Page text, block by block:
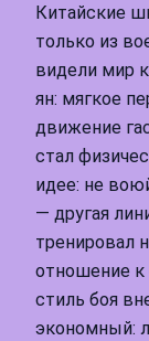
Китайские
только из
видели мир
ян: мягкое
движение
стал
идее: не
— другая
тренировал
отношение к
стиль боя
экономный: